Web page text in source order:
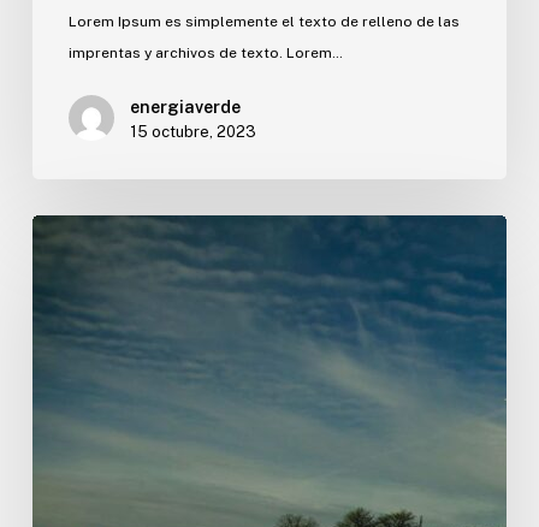
Lorem Ipsum es simplemente el texto de relleno de las
imprentas y archivos de texto. Lorem…
energiaverde
15 octubre, 2023